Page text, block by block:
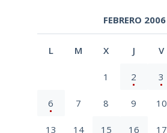
FEBRERO 2006
L M X J V
1 2 3
6 7 8 9 10
13 14 15 16 17